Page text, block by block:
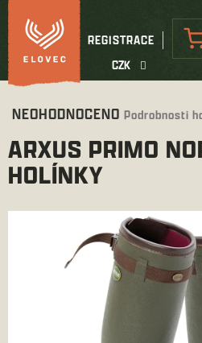
Přejít
na
obsah
CZK
REGISTRACE
Průměrné
produktu
je
0,0
NEOHODNOCENO Podrobnosti
ARXUS PRIMO
HOLÍNKY